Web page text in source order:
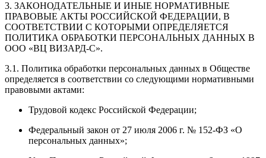
3. ЗАКОНОДАТЕЛЬНЫЕ И ИНЫЕ НОРМАТИВНЫЕ
ПРАВОВЫЕ АКТЫ РОССИЙСКОЙ ФЕДЕРАЦИИ, В
СООТВЕТСТВИИ С КОТОРЫМИ ОПРЕДЕЛЯЕТСЯ
ПОЛИТИКА ОБРАБОТКИ ПЕРСОНАЛЬНЫХ ДАННЫХ В
ООО «ВЦ ВИЗАРД-С».
3.1. Политика обработки персональных данных в Обществе
определяется в соответствии со следующими нормативными
правовыми актами:
Трудовой кодекс Российской Федерации;
Федеральный закон от 27 июля 2006 г. № 152-ФЗ «О
персональных данных»;